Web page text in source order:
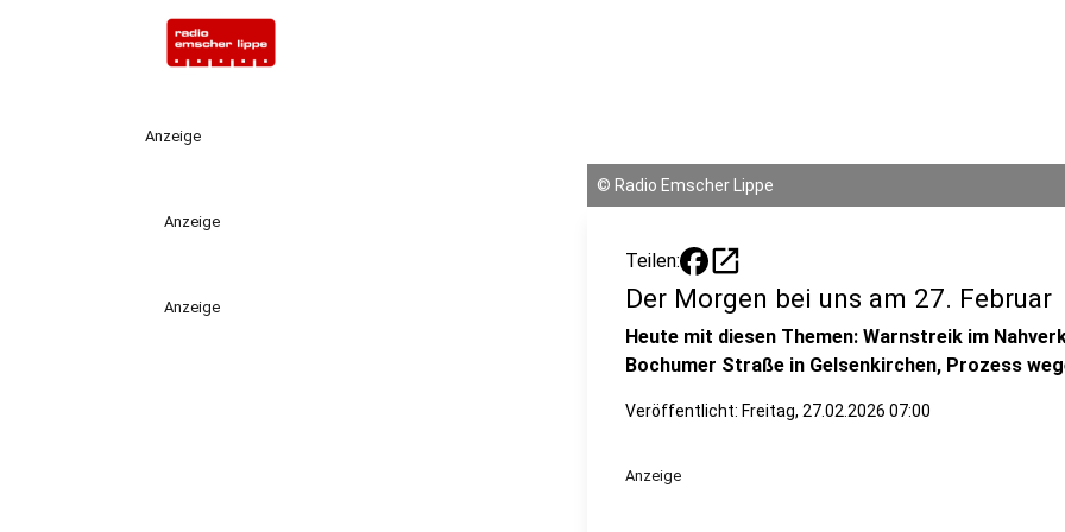
Anzeige
Anzeige
Anzeige
© Radio Emscher Lippe
Teilen: open_in_new
Der Morgen bei uns am 27. Februar
Heute mit diesen Themen: Warnstreik im
Bochumer Straße in Gelsenkirchen, Prozess
Veröffentlicht: Freitag, 27.02.2026 07:00
Anzeige